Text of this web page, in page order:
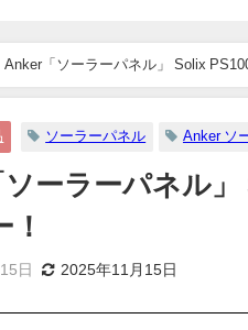
Anker「ソーラーパネル」 Solix
ソーラーパネル Anker ソ
ーラーパネル」
！
日 2025年11月15日